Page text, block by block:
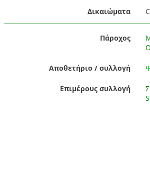
Δικαιώματα
Πάροχος
Αποθετήριο / συλλογή
Επιμέρους συλλογή